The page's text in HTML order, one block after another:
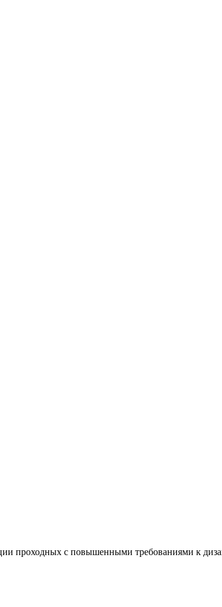
проходных с повышенными требованиями к